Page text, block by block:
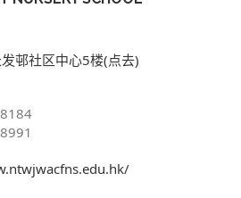
邨社区中心5楼(点去)